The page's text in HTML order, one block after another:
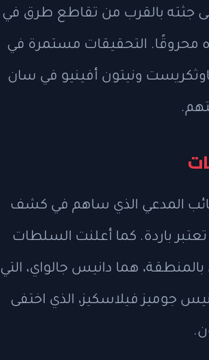
مورينو، 54 عامًا، الذي عُثر على جثته بالقرب من تقاطع طرق في
محروقًا. التحقيقات مستمرة في
ونيتون أفينيو في سان
المدعي الذي ساهم في كشف
تعتبر باردة. كما أعلنت السلطات
هما دانيس جالواي، التي
جوميز فيلاسكيز، الذي اختفى